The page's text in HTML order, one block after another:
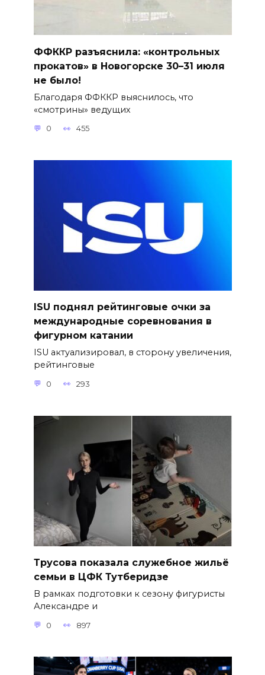
ФФККР разъяснила: «контрольных
прокатов» в Новогорске 30–31 июля
не было!
Благодаря ФФККР выяснилось, что
«смотрины» ведущих
0 455
ISU поднял рейтинговые очки за
международные соревнования в
фигурном катании
ISU актуализировал, в сторону увеличения,
рейтинговые
0 293
Трусова показала служебное жильё
семьи в ЦФК Тутберидзе
В рамках подготовки к сезону фигуристы
Александре и
0 897